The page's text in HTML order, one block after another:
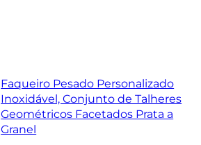
Faqueiro Pesado Personalizado
Inoxidável, Conjunto de Talheres
Geométricos Facetados Prata a
Granel